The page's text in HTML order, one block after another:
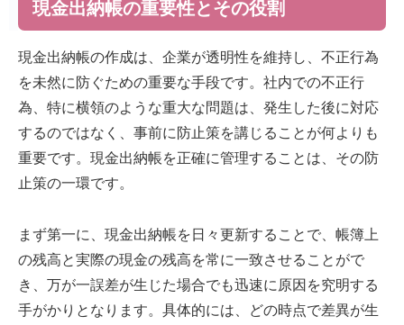
現金出納帳の重要性とその役割
現金出納帳の作成は、企業が透明性を維持し、不正行為
を未然に防ぐための重要な手段です。社内での不正行
為、特に横領のような重大な問題は、発生した後に対応
するのではなく、事前に防止策を講じることが何よりも
重要です。現金出納帳を正確に管理することは、その防
止策の一環です。
まず第一に、現金出納帳を日々更新することで、帳簿上
の残高と実際の現金の残高を常に一致させることがで
き、万が一誤差が生じた場合でも迅速に原因を究明する
手がかりとなります。具体的には、どの時点で差異が生